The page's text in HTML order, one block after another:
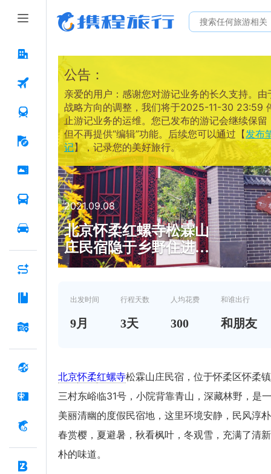
公告：
亲爱的用户：感谢您对游记业务的长久支持。由
战略方向的调整，我们将于2025-11-30 23:59
止游记业务的运维。您已发布的游记会继续保留
但不再提供“编辑”功能。后续您可以通过【发布
记】，记录您的美好旅行。
2021.09.08
北京怀柔红螺寺松霖山
庄民宿隐于乡野住进风
景里，京郊自驾游首选
出发时间
9月
行程天数
3天
人均花费
300
和谁出行
和朋友
北京怀柔红螺寺松霖山庄民宿，位于怀柔区怀柔
三村东峪临31号，小院背靠青山，深藏林野，是
美丽清幽的度假民宿地，这里环境安静，民风淳
春赏樱，夏避暑，秋看枫叶，冬观雪，充满了清
朴的味道。